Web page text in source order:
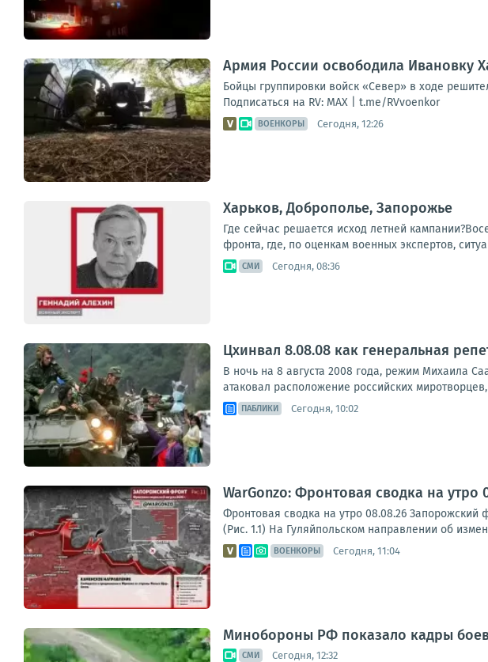
Армия России освободила Ивановку
Бойцы группировки войск «Север» в ходе
Подписаться на RV: MAX | t.me/RVvoenkor
ВОЕНКОРЫ Сегодня, 12:26
Харьков, Доброполье, Запорожье
Где сейчас решается исход летней
фронта, где, по оценкам военных экспертов,
СМИ Сегодня, 08:36
Цхинвал 8.08.08 как генеральная
В ночь на 8 августа 2008 года, режим Михаила
атаковал расположение российских
ПАБЛИКИ Сегодня, 10:02
WarGonzo: Фронтовая сводка на утро
Фронтовая сводка на утро 08.08.26
(Рис. 1.1) На Гуляйпольском направлении об
ВОЕНКОРЫ Сегодня, 11:04
Минобороны РФ показало кадры
СМИ Сегодня, 12:32